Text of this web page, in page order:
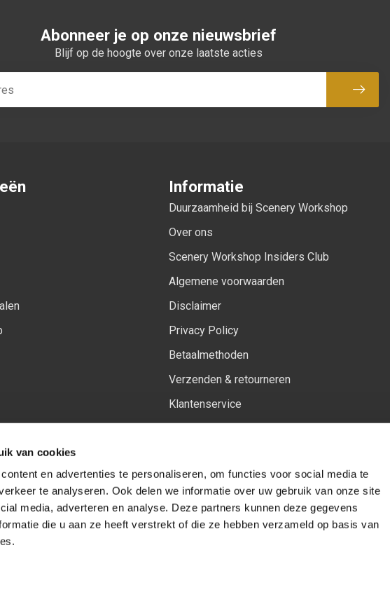
van cookies
en advertenties te personaliseren, om functies voor social media te
te analyseren. Ook delen we informatie over uw gebruik van onze site
media, adverteren en analyse. Deze partners kunnen deze gegevens
die u aan ze heeft verstrekt of die ze hebben verzameld op basis van
Abonneer je op onze nieuwsbrief
Blijf op de hoogte over onze laatste acties
Abonneer
Informatie
Duurzaamheid bij Scenery Workshop
Over ons
Scenery Workshop Insiders Club
Algemene voorwaarden
Disclaimer
Privacy Policy
Betaalmethoden
Verzenden & retourneren
Klantenservice
Volg ons op:
Facebook
YoutubeInstagram